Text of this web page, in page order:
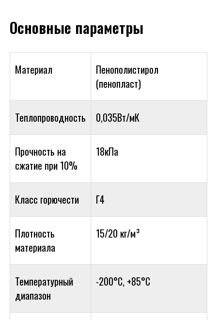
Основные параметры
Материал
Пенополистирол
(пенопласт)
Теплопроводность 0,035Вт/мК
Прочность на
сжатие при 10%
18кПа
Класс горючести Г4
Плотность
материала
15/20 кг/м³
Температурный
диапазон
-200°С, +85°C